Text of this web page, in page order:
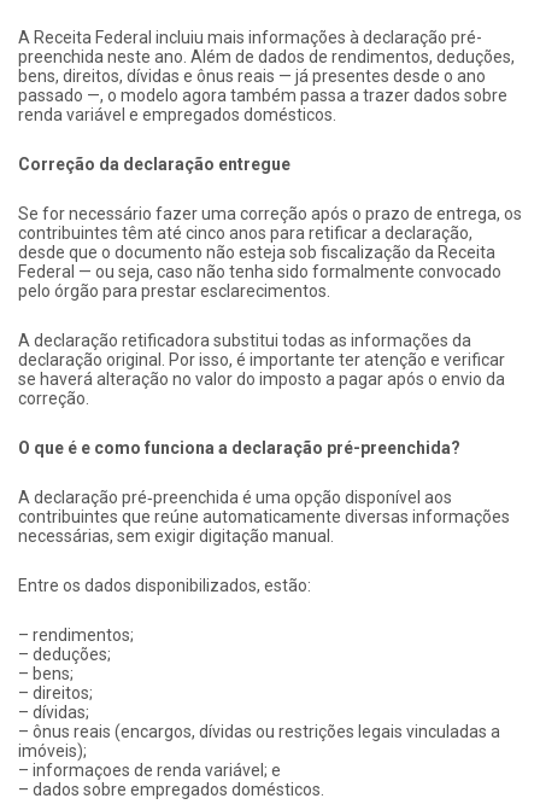
A Receita Federal incluiu mais informações à declaração pré-
preenchida neste ano. Além de dados de rendimentos, deduções,
bens, direitos, dívidas e ônus reais — já presentes desde o ano
passado —, o modelo agora também passa a trazer dados sobre
renda variável e empregados domésticos.
Correção da declaração entregue
Se for necessário fazer uma correção após o prazo de entrega, os
contribuintes têm até cinco anos para retificar a declaração,
desde que o documento não esteja sob fiscalização da Receita
Federal — ou seja, caso não tenha sido formalmente convocado
pelo órgão para prestar esclarecimentos.
A declaração retificadora substitui todas as informações da
declaração original. Por isso, é importante ter atenção e verificar
se haverá alteração no valor do imposto a pagar após o envio da
correção.
O que é e como funciona a declaração pré-preenchida?
A declaração pré‑preenchida é uma opção disponível aos
contribuintes que reúne automaticamente diversas informações
necessárias, sem exigir digitação manual.
Entre os dados disponibilizados, estão:
– rendimentos;
– deduções;
– bens;
– direitos;
– dívidas;
– ônus reais (encargos, dívidas ou restrições legais vinculadas a
imóveis);
– informaçoes de renda variável; e
– dados sobre empregados domésticos.